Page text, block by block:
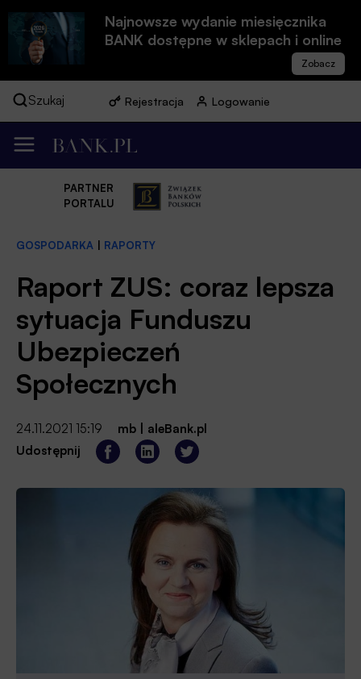
Najnowsze wydanie miesięcznika
BANK dostępne w sklepach i online
Szukaj Rejestracja Logowanie
PARTNER
PORTALU
GOSPODARKA RAPORTY
Raport ZUS: coraz lepsza
sytuacja Funduszu
Ubezpieczeń
Społecznych
24.11.2021 15:19 mb
aleBank.pl
Udostępnij